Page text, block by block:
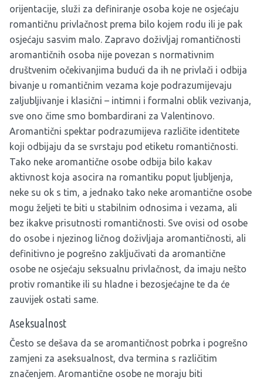
orijentacije, služi za definiranje osoba koje ne osjećaju
romantičnu privlačnost prema bilo kojem rodu ili je pak
osjećaju sasvim malo. Zapravo doživljaj romantičnosti
aromantičnih osoba nije povezan s normativnim
društvenim očekivanjima budući da ih ne privlači i odbija
bivanje u romantičnim vezama koje podrazumijevaju
zaljubljivanje i klasični – intimni i formalni oblik vezivanja,
sve ono čime smo bombardirani za Valentinovo.
Aromantični spektar podrazumijeva različite identitete
koji odbijaju da se svrstaju pod etiketu romantičnosti.
Tako neke aromantične osobe odbija bilo kakav
aktivnost koja asocira na romantiku poput ljubljenja,
neke su ok s tim, a jednako tako neke aromantične osobe
mogu željeti te biti u stabilnim odnosima i vezama, ali
bez ikakve prisutnosti romantičnosti. Sve ovisi od osobe
do osobe i njezinog ličnog doživljaja aromantičnosti, ali
definitivno je pogrešno zaključivati da aromantične
osobe ne osjećaju seksualnu privlačnost, da imaju nešto
protiv romantike ili su hladne i bezosjećajne te da će
zauvijek ostati same.
Aseksualnost
Često se dešava da se aromantičnost pobrka i pogrešno
zamjeni za aseksualnost, dva termina s različitim
značenjem. Aromantične osobe ne moraju biti